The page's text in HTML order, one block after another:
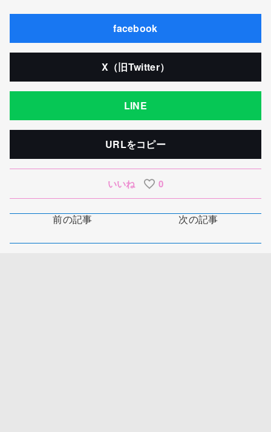
facebook
X（旧Twitter）
LINE
URLをコピー
いいね 0
前の記事 次の記事